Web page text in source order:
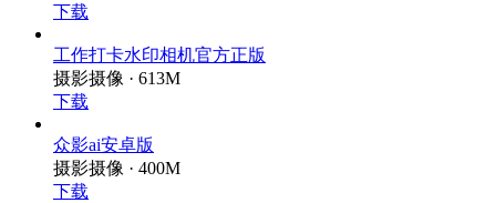
下载
工作打卡水印相机官方正版
摄影摄像 · 613M
下载
众影ai安卓版
摄影摄像 · 400M
下载